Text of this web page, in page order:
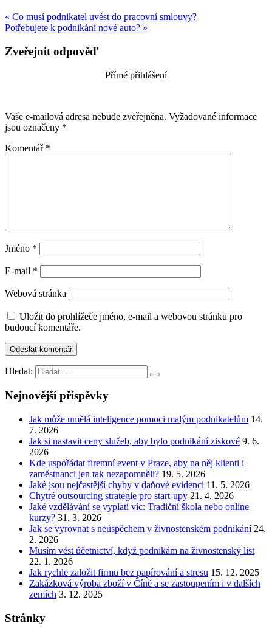
« Co musí podnikatel uvést do pracovní smlouvy?
Potřebujete k podnikání nové auto? »
Zveřejnit odpověď
Přímé přihlášení
Vaše e-mailová adresa nebude zveřejněna. Vyžadované informace
jsou označeny *
Komentář *
Jméno *
E-mail *
Webová stránka
Uložit do prohlížeče jméno, e-mail a webovou stránku pro
budoucí komentáře.
Hledat:
Nejnovější příspěvky
Jak může umělá inteligence pomoci malým podnikatelům 14.
7. 2026
Jak si nastavit ceny služeb, aby bylo podnikání ziskové 9. 6.
2026
Kde uspořádat firemní event v Praze, aby na něj klienti i
zaměstnanci jen tak nezapomněli? 19. 5. 2026
Jaké jsou nejčastější chyby v daňové evidenci 11. 5. 2026
Chytré outsourcing strategie pro start-upy 21. 4. 2026
Jaké vzdělávání se vyplatí víc: Tradiční škola nebo online
kurzy? 31. 3. 2026
Jak se vyrovnat s neúspěchem v živnostenském podnikání 24.
2. 2026
Musím vést účetnictví, když podnikám na živnostenský list
22. 1. 2026
Jak rychle založit firmu bez papírování a stresu 15. 12. 2025
Zakázková výroba zboží v Číně a se zastoupením i v dalších
zemích 3. 12. 2025
Stránky